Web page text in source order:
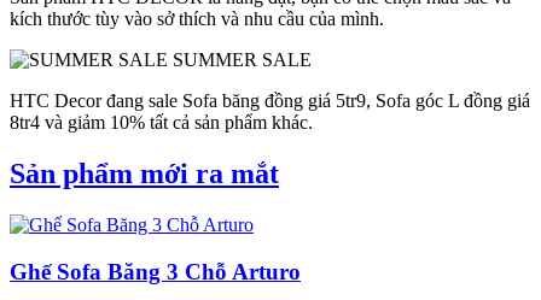
kích thước tùy vào sở thích và nhu cầu của mình.
SUMMER SALE
HTC Decor đang sale Sofa băng đồng giá 5tr9, Sofa góc L đồng giá
8tr4 và giảm 10% tất cả sản phẩm khác.
Sản phẩm mới ra mắt
Ghế Sofa Băng 3 Chỗ Arturo